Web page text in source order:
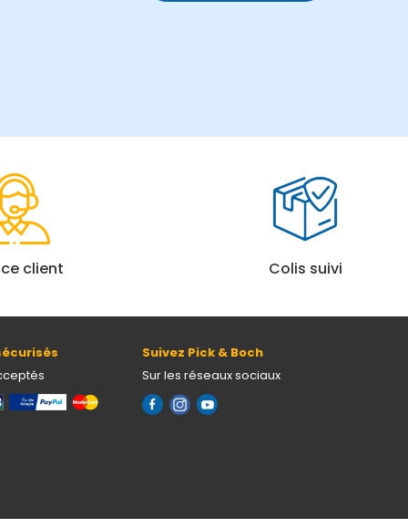
client Colis suivi
Suivez Pick & Boch
Sur les réseaux sociaux